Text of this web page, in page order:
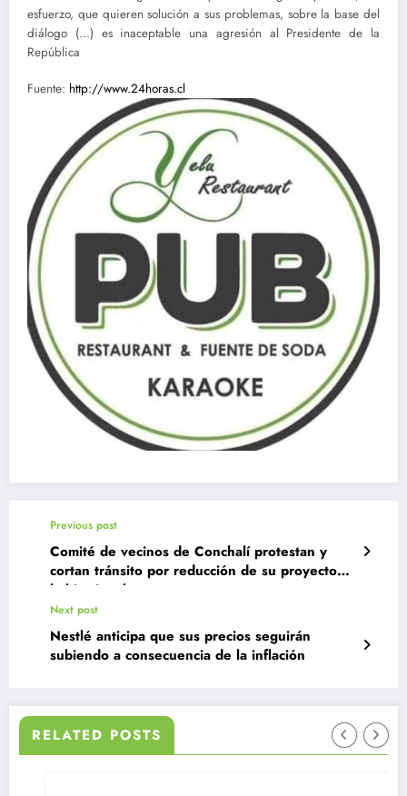
esfuerzo, que quieren solución a sus problemas, sobre la base del
diálogo (…) es inaceptable una agresión al Presidente de la
República
Fuente: http://www.24horas.cl
Previous post
Comité de vecinos de Conchalí protestan y
cortan tránsito por reducción de su proyecto
habitacional
Next post
Nestlé anticipa que sus precios seguirán
subiendo a consecuencia de la inflación
RELATED POSTS